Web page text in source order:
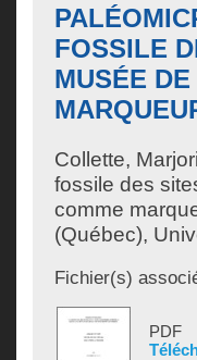
FOSSILE
MUSÉE
Collette,
fossile des
comme
(Québec),
Fichier(s)
PDF